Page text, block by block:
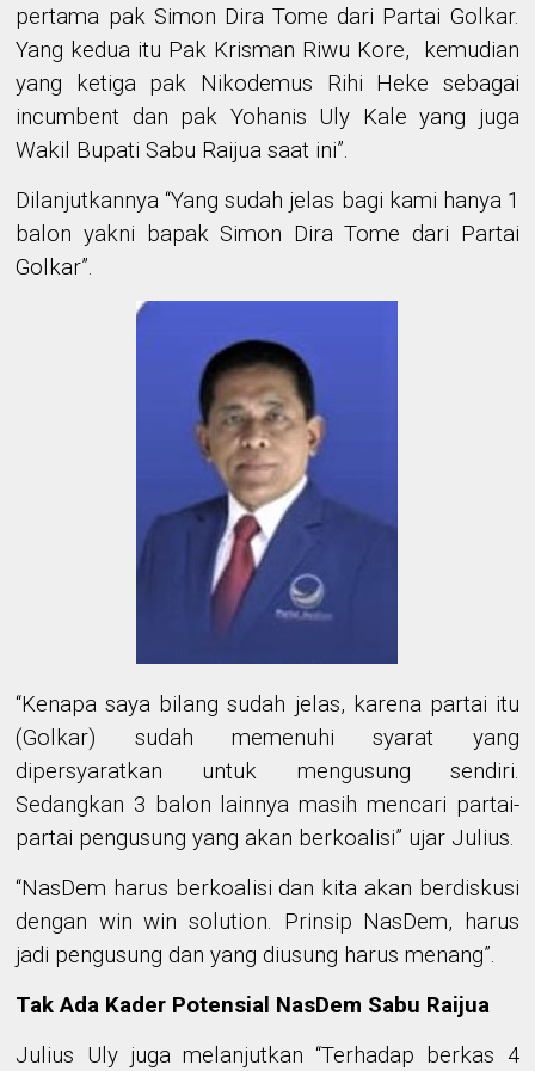
pertama pak Simon Dira Tome dari Partai Golkar.
Yang kedua itu Pak Krisman Riwu Kore, kemudian
yang ketiga pak Nikodemus Rihi Heke sebagai
incumbent dan pak Yohanis Uly Kale yang juga
Wakil Bupati Sabu Raijua saat ini”.
Dilanjutkannya “Yang sudah jelas bagi kami hanya 1
balon yakni bapak Simon Dira Tome dari Partai
Golkar”.
“Kenapa saya bilang sudah jelas, karena partai itu
(Golkar) sudah memenuhi syarat yang
dipersyaratkan untuk mengusung sendiri.
Sedangkan 3 balon lainnya masih mencari partai-
partai pengusung yang akan berkoalisi” ujar Julius.
“NasDem harus berkoalisi dan kita akan berdiskusi
dengan win win solution. Prinsip NasDem, harus
jadi pengusung dan yang diusung harus menang”.
Tak Ada Kader Potensial NasDem Sabu Raijua
Julius Uly juga melanjutkan “Terhadap berkas 4